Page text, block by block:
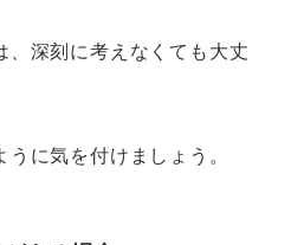
、深刻に考えなくても大丈
に気を付けましょう。